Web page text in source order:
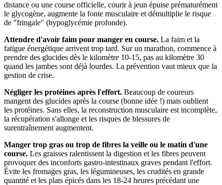
distance ou une course officielle, courir à jeun épuise prématurément
le glycogène, augmente la fonte musculaire et démultiplie le risque
de "fringale" (hypoglycémie profonde).
Attendre d'avoir faim pour manger en course. La faim et la
fatigue énergétique arrivent trop tard. Sur un marathon, commence à
prendre des glucides dès le kilomètre 10-15, pas au kilomètre 30
quand les jambes sont déjà lourdes. La prévention vaut mieux que la
gestion de crise.
Négliger les protéines après l'effort. Beaucoup de coureurs
mangent des glucides après la course (bonne idée !) mais oublient
les protéines. Sans elles, la reconstruction musculaire est incomplète,
la récupération s'allonge et les risques de blessures de
surentraînement augmentent.
Manger trop gras ou trop de fibres la veille ou le matin d'une
course. Les graisses ralentissent la digestion et les fibres peuvent
provoquer des inconforts gastro-intestinaux graves pendant l'effort.
Évite les fromages gras, les légumineuses, les crudités en grande
quantité et les plats épicés dans les 18-24 heures précédant une